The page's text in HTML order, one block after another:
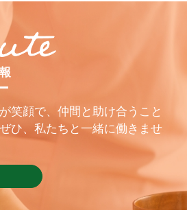
笑顔で、仲間と助け合うこと
ひ、私たちと一緒に働きませ